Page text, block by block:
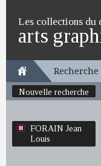
Les collections du
arts
Recherche
Nouvelle recherche
FORAIN Jean
Louis